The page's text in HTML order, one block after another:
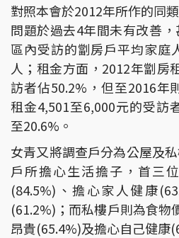
對照本會於2012年所作的同
問題於過去4年間未有改善
區內受訪的劏房戶平均家庭
人；租金方面，2012年劏房
訪者佔50.2%，但至2016年
租金4,501至6,000元的受訪
至20.6%。
女青又將調查戶分為公屋及
戶所擔心生活擔子，首三
(84.5%)、擔心家人健康
(61.2%)；而私樓戶則為食物
昂貴(65.4%)及擔心自己健康